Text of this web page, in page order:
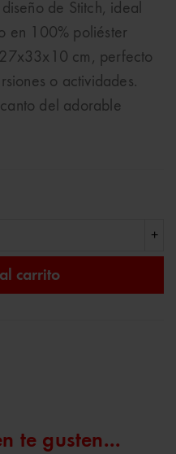
de Stitch, ideal
en 100% poliéster
cm, perfecto
o actividades.
del adorable
+
carrito
te gusten...